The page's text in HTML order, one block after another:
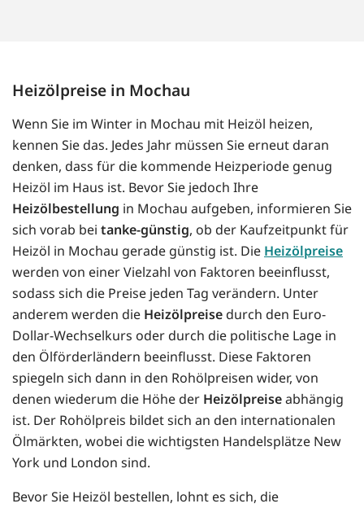
Heizölpreise in Mochau
Wenn Sie im Winter in Mochau mit Heizöl heizen,
kennen Sie das. Jedes Jahr müssen Sie erneut daran
denken, dass für die kommende Heizperiode genug
Heizöl im Haus ist. Bevor Sie jedoch Ihre
Heizölbestellung in Mochau aufgeben, informieren Sie
sich vorab bei tanke-günstig, ob der Kaufzeitpunkt für
Heizöl in Mochau gerade günstig ist. Die Heizölpreise
werden von einer Vielzahl von Faktoren beeinflusst,
sodass sich die Preise jeden Tag verändern. Unter
anderem werden die Heizölpreise durch den Euro-
Dollar-Wechselkurs oder durch die politische Lage in
den Ölförderländern beeinflusst. Diese Faktoren
spiegeln sich dann in den Rohölpreisen wider, von
denen wiederum die Höhe der Heizölpreiseabhängig
ist. Der Rohölpreis bildet sich an den internationalen
Ölmärkten, wobei die wichtigsten Handelsplätze New
York und London sind.
Bevor Sie Heizöl bestellen, lohnt es sich, die